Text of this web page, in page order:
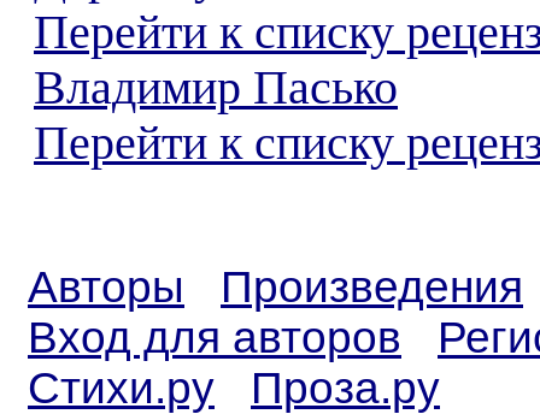
Перейти к списку
Владимир Пасько
Перейти к списку
Авторы
Произведения
Вход для авторов
Стихи.ру
Проза.ру